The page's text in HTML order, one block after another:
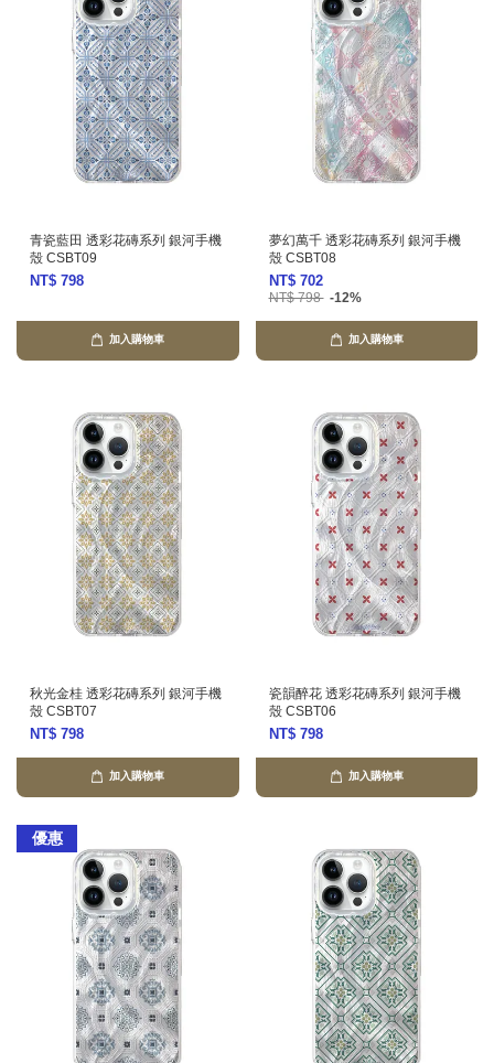
青瓷藍田 透彩花磚系列 銀河手機
殼 CSBT09
NT$ 798
加入購物車
夢幻萬千 透彩花磚系列 銀河手機
殼 CSBT08
NT$ 702
NT$ 798 -12%
加入購物車
秋光金桂 透彩花磚系列 銀河手機
殼 CSBT07
NT$ 798
加入購物車
瓷韻醉花 透彩花磚系列 銀河手機
殼 CSBT06
NT$ 798
加入購物車
優惠